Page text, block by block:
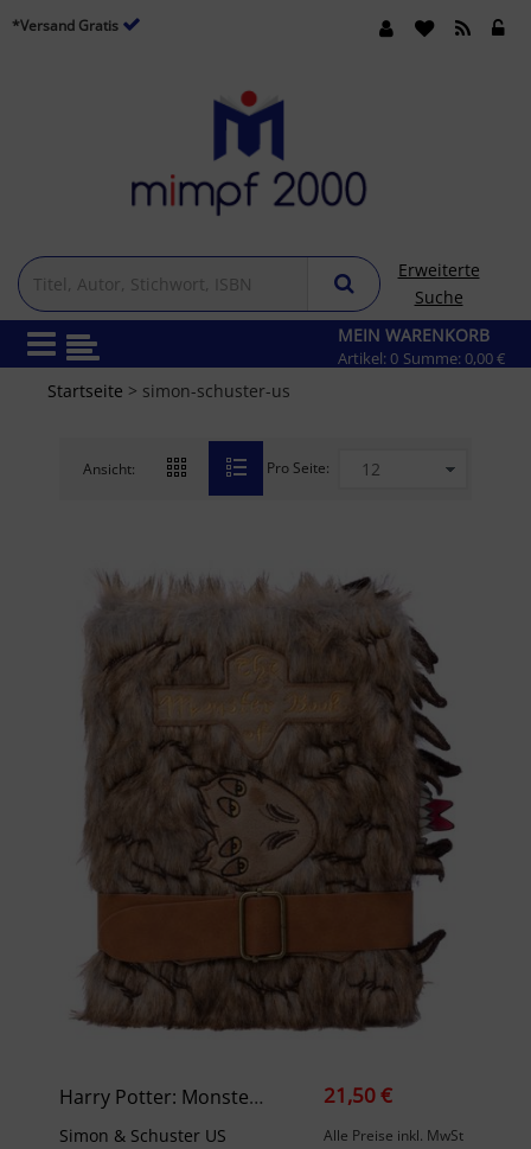
*Versand Gratis
Erweiterte
Suche
MEIN WARENKORB
Artikel: 0 Summe: 0,00 €
Startseite > simon-schuster-us
Ansicht: Pro Seite:
Harry Potter: Monster Book Of Monsters Journal
Simon & Schuster US
21,50 €
Alle Preise inkl. MwSt